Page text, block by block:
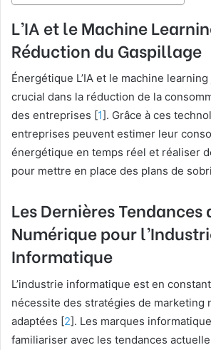
L’IA et le Machine
Réduction du Gaspillage
Énergétique L’IA et le machine
crucial dans la réduction de la
des entreprises [1]. Grâce à ces
entreprises peuvent estimer leur
énergétique en temps réel et réaliser
pour mettre en place des plans de
Les Dernières
Numérique pour
Informatique
L’industrie informatique est en
nécessite des stratégies de marketing
adaptées [2]. Les marques
familiariser avec les tendances